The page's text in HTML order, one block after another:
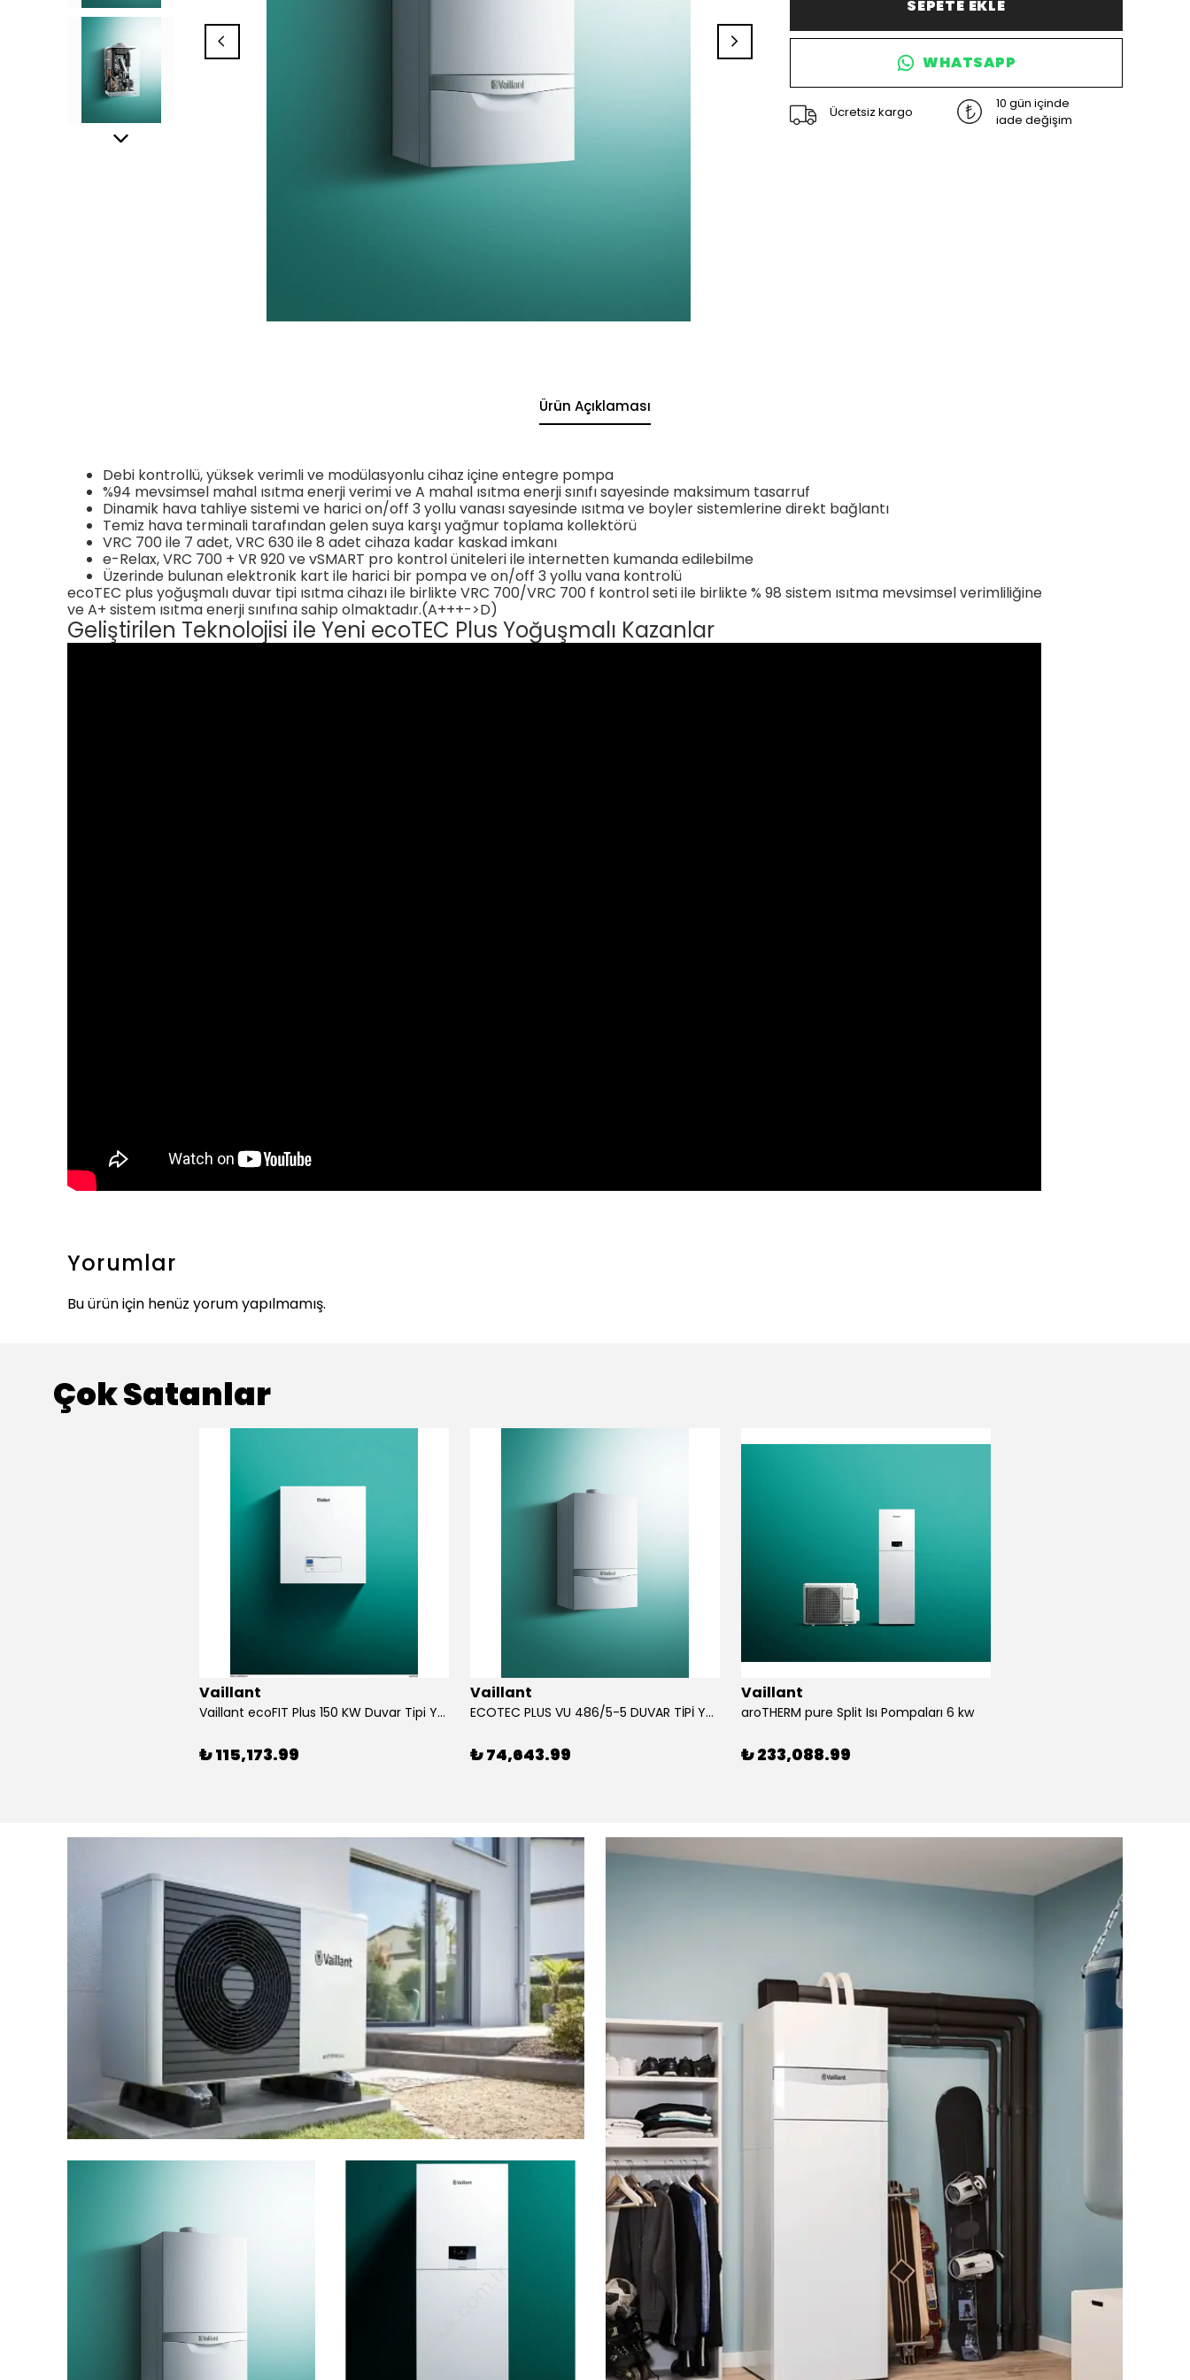
SEPETE EKLE
WHATSAPP
Ücretsiz kargo
10 gün içinde
iade değişim
Ürün Açıklaması
Debi kontrollü, yüksek verimli ve modülasyonlu cihaz içine entegre pompa
%94 mevsimsel mahal ısıtma enerji verimi ve A mahal ısıtma enerji sınıfı sayesinde maksimum tasarruf
Dinamik hava tahliye sistemi ve harici on/off 3 yollu vanası sayesinde ısıtma ve boyler sistemlerine direkt bağlantı
Temiz hava terminali tarafından gelen suya karşı yağmur toplama kollektörü
VRC 700 ile 7 adet, VRC 630 ile 8 adet cihaza kadar kaskad imkanı
e-Relax, VRC 700 + VR 920 ve vSMART pro kontrol üniteleri ile internetten kumanda edilebilme
Üzerinde bulunan elektronik kart ile harici bir pompa ve on/off 3 yollu vana kontrolü
ecoTEC plus yoğuşmalı duvar tipi ısıtma cihazı ile birlikte VRC 700/VRC 700 f kontrol seti ile birlikte % 98 sistem ısıtma mevsimsel verimliliğine
ve A+ sistem ısıtma enerji sınıfına sahip olmaktadır.(A+++->D)
Geliştirilen Teknolojisi ile Yeni ecoTEC Plus Yoğuşmalı Kazanlar
Yorumlar
Bu ürün için henüz yorum yapılmamış.
Çok Satanlar
Vaillant
Vaillant ecoFIT Plus 150 KW Duvar Tipi Yoğuşmalı KAZAN
₺ 115,173.99
Vaillant
ECOTEC PLUS VU 486/5-5 DUVAR TİPİ YOĞUŞMALI KAZAN
₺ 74,643.99
Vaillant
aroTHERM pure Split Isı Pompaları 6 kw
₺ 233,088.99